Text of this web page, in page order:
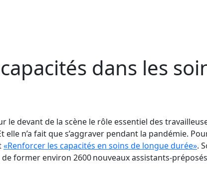
dans les
le devant de la scène le rôle essentiel des
elle n’a fait que s’aggraver pendant la pandémie.
«Renforcer les capacités en soins de longue durée».
former environ 2600 nouveaux assistants-